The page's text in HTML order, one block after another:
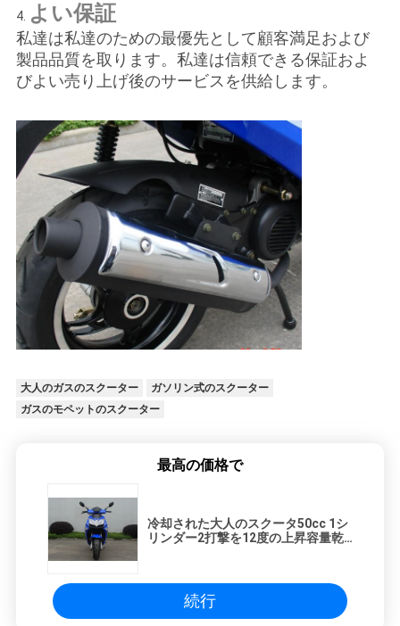
4. よい保証
私達は私達のための最優先として顧客満足および
製品品質を取ります。私達は信頼できる保証およ
びよい売り上げ後のサービスを供給します。
大人のガスのスクーター
ガソリン式のスクーター
ガスのモペットのスクーター
最高の価格で
冷却された大人のスクータ50cc 1シ
リンダー2打撃を12度の上昇容量乾
続行